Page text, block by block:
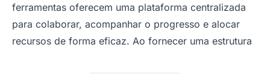
ferramentas oferecem uma plataforma centralizada
para colaborar, acompanhar o progresso e alocar
recursos de forma eficaz. Ao fornecer uma estrutura